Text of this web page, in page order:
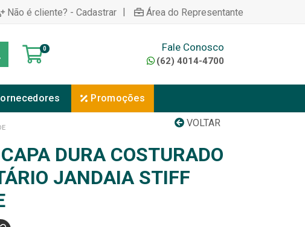
Não é cliente? - Cadastrar | Área do Representante
0 Fale Conosco
(62) 4014-4700
Promoções
VOLTAR
DURA COSTURADO
JANDAIA STIFF